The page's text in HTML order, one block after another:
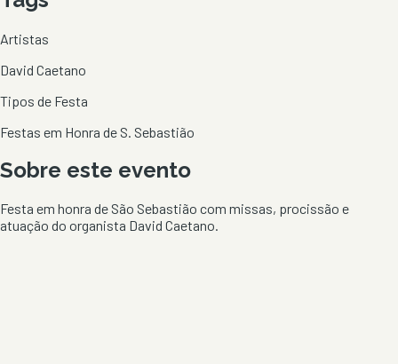
Artistas
David Caetano
Tipos de Festa
Festas em Honra de S. Sebastião
Sobre este evento
Festa em honra de São Sebastião com missas, procissão e
atuação do organista David Caetano.